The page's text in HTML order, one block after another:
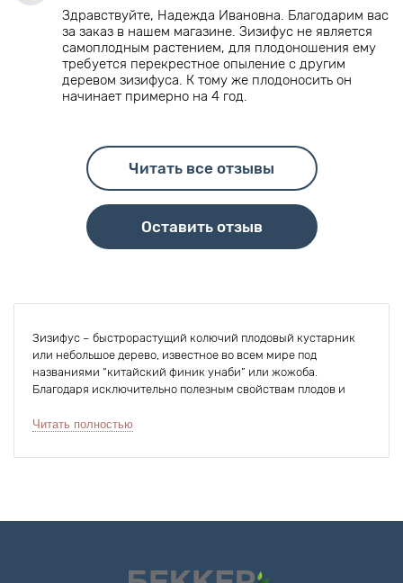
Здравствуйте, Надежда Ивановна. Благодарим вас
за заказ в нашем магазине. Зизифус не является
самоплодным растением, для плодоношения ему
требуется перекрестное опыление с другим
деревом зизифуса. К тому же плодоносить он
начинает примерно на 4 год.
Читать все отзывы
Оставить отзыв
Зизифус – быстрорастущий колючий плодовый кустарник
или небольшое дерево, известное во всем мире под
названиями “китайский финик унаби” или жожоба.
Благодаря исключительно полезным свойствам плодов и
пользуются большой популярностью у садоводов многих
Читать полностью